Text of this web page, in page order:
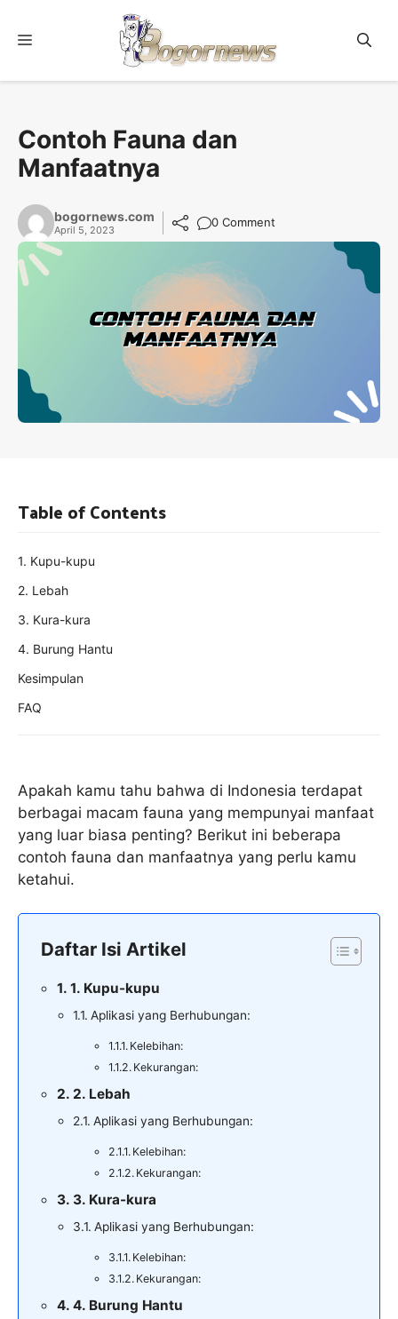
Menu
Contoh Fauna dan
Manfaatnya
bogornews.com
April 5, 2023
0 Comment
Apakah kamu tahu bahwa di Indonesia terdapat
berbagai macam fauna yang mempunyai manfaat
yang luar biasa penting? Berikut ini beberapa
contoh fauna dan manfaatnya yang perlu kamu
ketahui.
Daftar Isi Artikel
1. Kupu-kupu
Aplikasi yang Berhubungan:
Kelebihan:
Kekurangan:
2. Lebah
Aplikasi yang Berhubungan:
Kelebihan:
Kekurangan:
3. Kura-kura
Aplikasi yang Berhubungan:
Kelebihan:
Kekurangan:
4. Burung Hantu
Table of Contents
1. Kupu-kupu
2. Lebah
3. Kura-kura
4. Burung Hantu
Kesimpulan
FAQ